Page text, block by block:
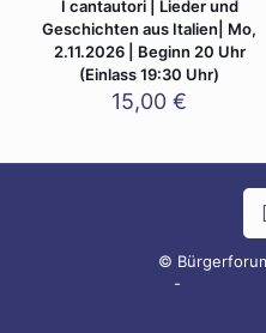
I cantautori | Lieder und
Geschichten aus Italien| Mo,
2.11.2026 | Beginn 20 Uhr
(Einlass 19:30 Uhr)
15,00€
©
-